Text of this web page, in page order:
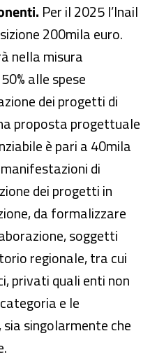
Per il 2025 l’Inail
200mila euro.
nella misura
alle spese
dei progetti di
proposta progettuale
è pari a 40mila
di
dei progetti in
da formalizzare
soggetti
regionale, tra cui
privati quali enti non
e le
singolarmente che